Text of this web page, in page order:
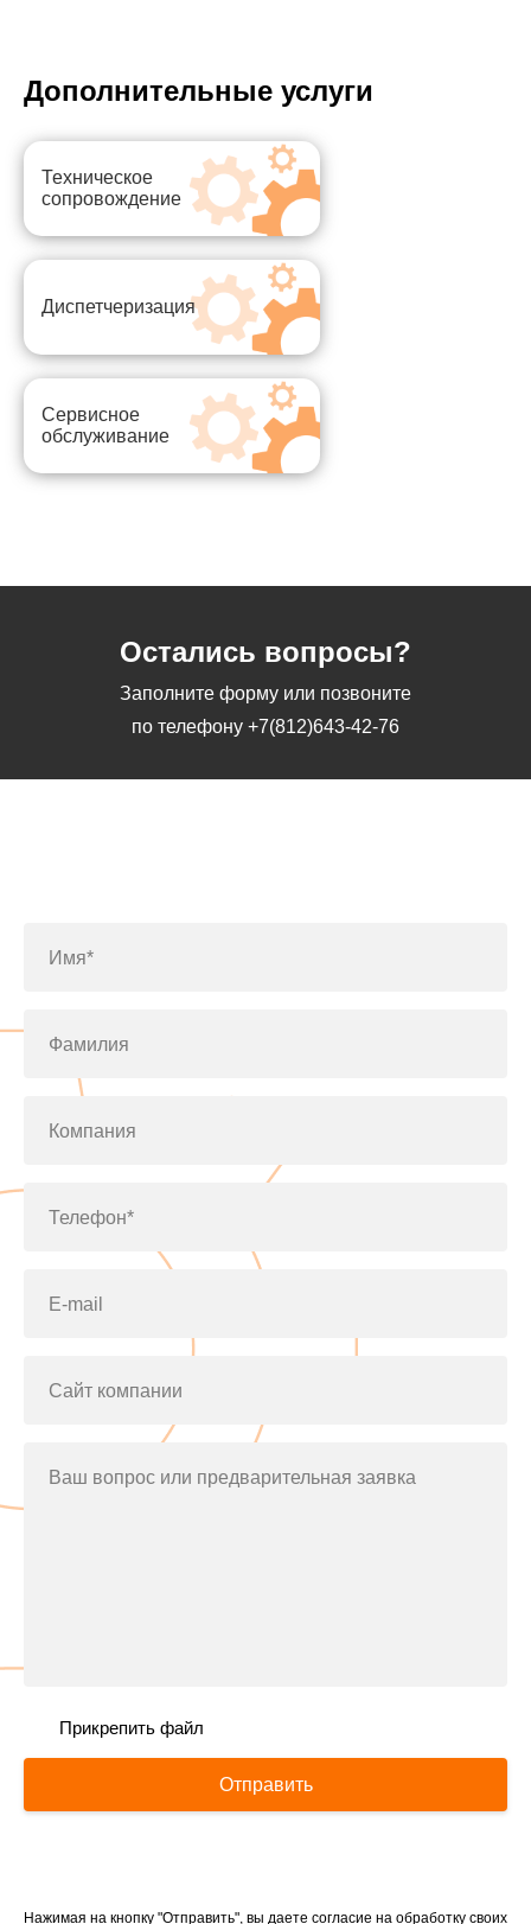
Дополнительные услуги
Техническое
сопровождение
Диспетчеризация
Сервисное
обслуживание
Остались вопросы?
Заполните форму или позвоните
по телефону +7(812)643-42-76
Имя*
Фамилия
Компания
Телефон*
E-mail
Сайт компании
Ваш вопрос или предварительная заявка
Прикрепить файл
Отправить
Нажимая на кнопку "Отправить", вы даете согласие на обработку своих